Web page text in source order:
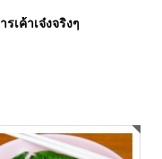
เค้าเจ๋งจริงๆ